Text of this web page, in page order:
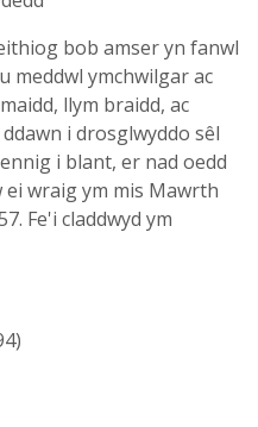
bob amser yn fanwl
meddwl ymchwilgar ac
llym braidd, ac
i drosglwyddo sêl
i blant, er nad oedd
wraig ym mis Mawrth
Fe'i claddwyd ym